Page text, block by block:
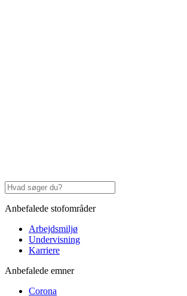
Anbefalede stofområder
Arbejdsmiljø
Undervisning
Karriere
Anbefalede emner
Corona